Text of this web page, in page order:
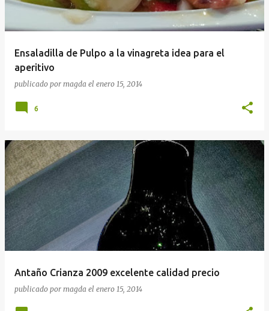
Ensaladilla de Pulpo a la vinagreta idea para el
aperitivo
publicado por magda el enero 15, 2014
6
Antaño Crianza 2009 excelente calidad precio
publicado por magda el enero 15, 2014